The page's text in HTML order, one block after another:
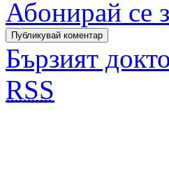
Абонирай се
Бързият
RSS